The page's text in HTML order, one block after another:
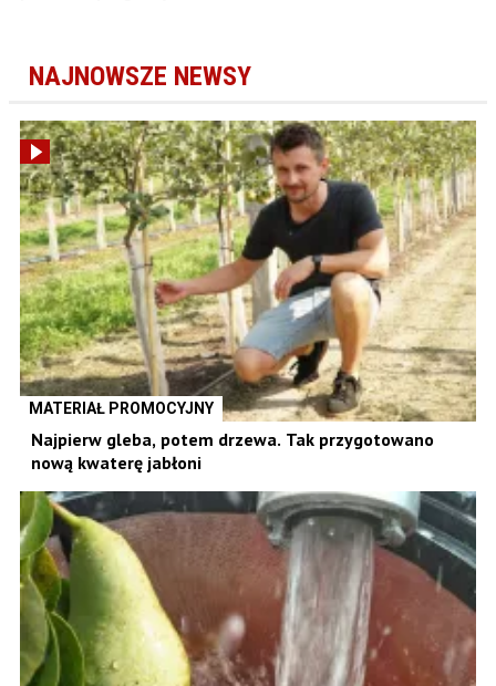
NAJNOWSZE NEWSY
MATERIAŁ PROMOCYJNY
Najpierw gleba, potem drzewa. Tak przygotowano
nową kwaterę jabłoni